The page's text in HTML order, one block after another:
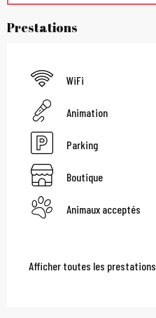
Prestations
WiFi
Animation
Parking
Boutique
Animaux acceptés
Afficher toutes les prestations